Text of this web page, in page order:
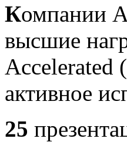
Компании
высшие
Accelerated
активное
25